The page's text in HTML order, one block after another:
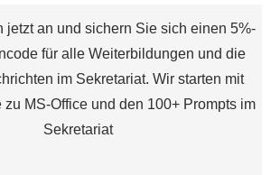
jetzt an und sichern Sie sich einen 5%-
für alle Weiterbildungen und die
im Sekretariat. Wir starten mit
MS-Office und den 100+ Prompts im
Sekretariat